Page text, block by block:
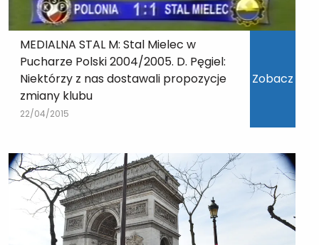
MEDIALNA STAL M: Stal Mielec w
Pucharze Polski 2004/2005. D. Pęgiel:
Niektórzy z nas dostawali propozycje
zmiany klubu
22/04/2015
Zobacz